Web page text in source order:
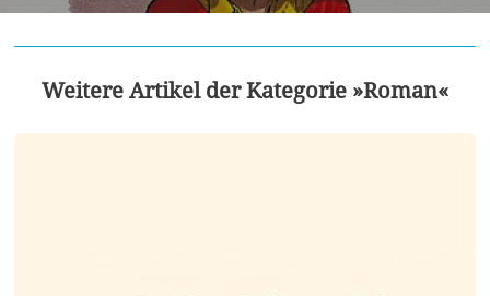
Weitere Artikel der Kategorie »Roman«